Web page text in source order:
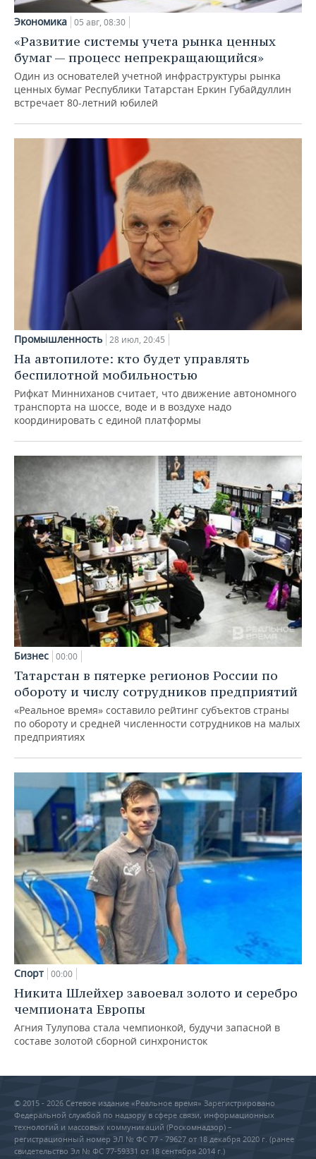
Экономика 05 авг, 08:30
«Развитие системы учета рынка ценных
бумаг — процесс непрекращающийся»
Один из основателей учетной инфраструктуры рынка
ценных бумаг Республики Татарстан Еркин Губайдуллин
встречает 80-летний юбилей
Промышленность 28 июл, 20:45
На автопилоте: кто будет управлять
беспилотной мобильностью
Рифкат Минниханов считает, что движение автономного
транспорта на шоссе, воде и в воздухе надо
координировать с единой платформы
Бизнес 00:00
Татарстан в пятерке регионов России по
обороту и числу сотрудников предприятий
«Реальное время» составило рейтинг субъектов страны
по обороту и средней численности сотрудников на малых
предприятиях
Спорт 00:00
Никита Шлейхер завоевал золото и серебро
чемпионата Европы
Агния Тулупова стала чемпионкой, будучи запасной в
составе золотой сборной синхронисток
© 2015 - 2026 Сетевое издание «Реальное время» Зарегистрировано
Федеральной службой по надзору в сфере связи, информационных
технологий и массовых коммуникаций (Роскомнадзор) –
регистрационный номер ЭЛ № ФС 77 - 79627 от 18 декабря 2020 г. (ранее
свидетельство Эл № ФС 77-59331 от 18 сентября 2014 г.)